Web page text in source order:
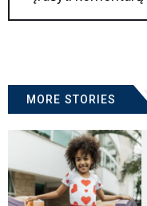
MORE STORIES